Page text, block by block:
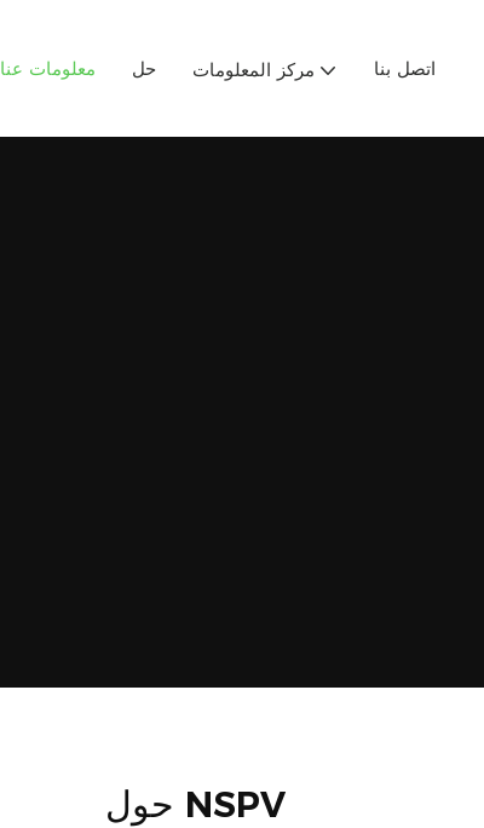
معلومات عنا حل مركز المعلومات اتصل بنا
حول NSPV